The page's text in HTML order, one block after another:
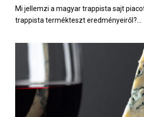
Mi jellemzi a magyar trappista sajt
trappista termékteszt eredményeiről?...